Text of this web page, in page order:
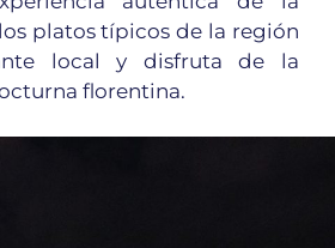
platos típicos de la región
local y disfruta de la
florentina.